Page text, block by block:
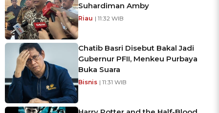
Suhardiman Amby
Riau | 11:32 WIB
Chatib Basri Disebut Bakal Jadi
Gubernur PFII, Menkeu Purbaya
Buka Suara
Bisnis | 11:31 WIB